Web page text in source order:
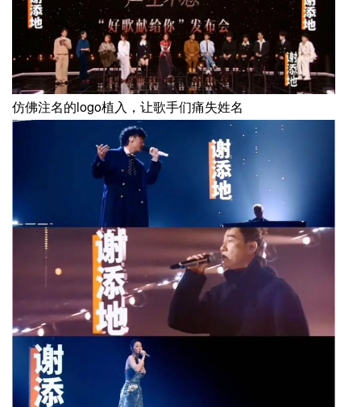
仿佛注名的logo植入，让歌手们痛失姓名